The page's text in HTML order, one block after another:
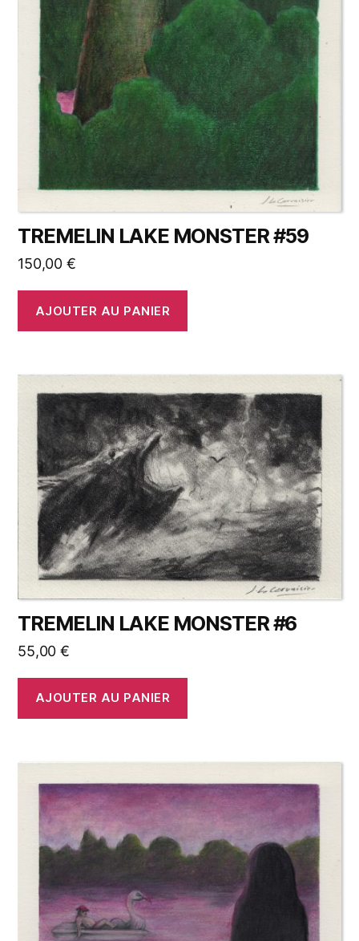
TREMELIN LAKE MONSTER #59
150,00 €
AJOUTER AU PANIER
TREMELIN LAKE MONSTER #6
55,00 €
AJOUTER AU PANIER